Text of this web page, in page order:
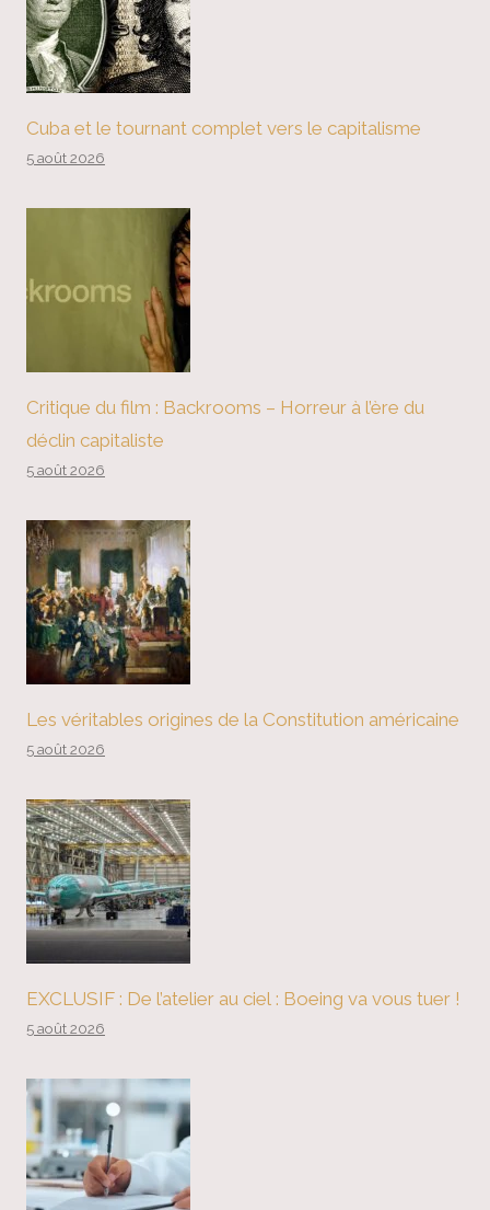
Cuba et le tournant complet vers le capitalisme
5 août 2026
Critique du film : Backrooms – Horreur à l’ère du
déclin capitaliste
5 août 2026
Les véritables origines de la Constitution américaine
5 août 2026
EXCLUSIF : De l’atelier au ciel : Boeing va vous tuer !
5 août 2026